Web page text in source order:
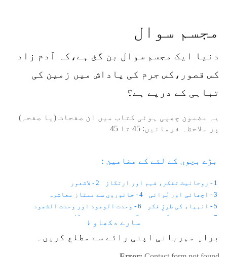
مجسم سوال
دنیا ایک مجسم سوال بن گئ ہے،کہ آدم زاد
کس قصور،کس جرم کی پاداش میں زمین کی
تباہی کے درپے ہے؟
یہ مضمون چھپی ہوئی کتاب میں ان صفحات (یا صفحہ)
پر ملاحظہ فرمائیں: 45 تا 45
بڑے بچوں کے لئے کے مضامین :
1 - روحانیت تفکر، فہم اور ارتکاز
2 - لاشعور
3 - اچھائی اور بُرائی
4 - جانوروں سے ممتاز معاشرہ
5 - انبیاء کی طرزِ فکر
6 - وحدت الوجود اور وحدت الشھود
7 - اختیارات
8 - نائب 9 - نفس کی پہچان
10 - ذات کی اصل کیا ہے
13 - انسان ممتاز کیسے ؟
14 - فکر انسانی
سارے دکھاو ↓
براہِ مہربانی اپنی رائے سے مطلع کریں۔